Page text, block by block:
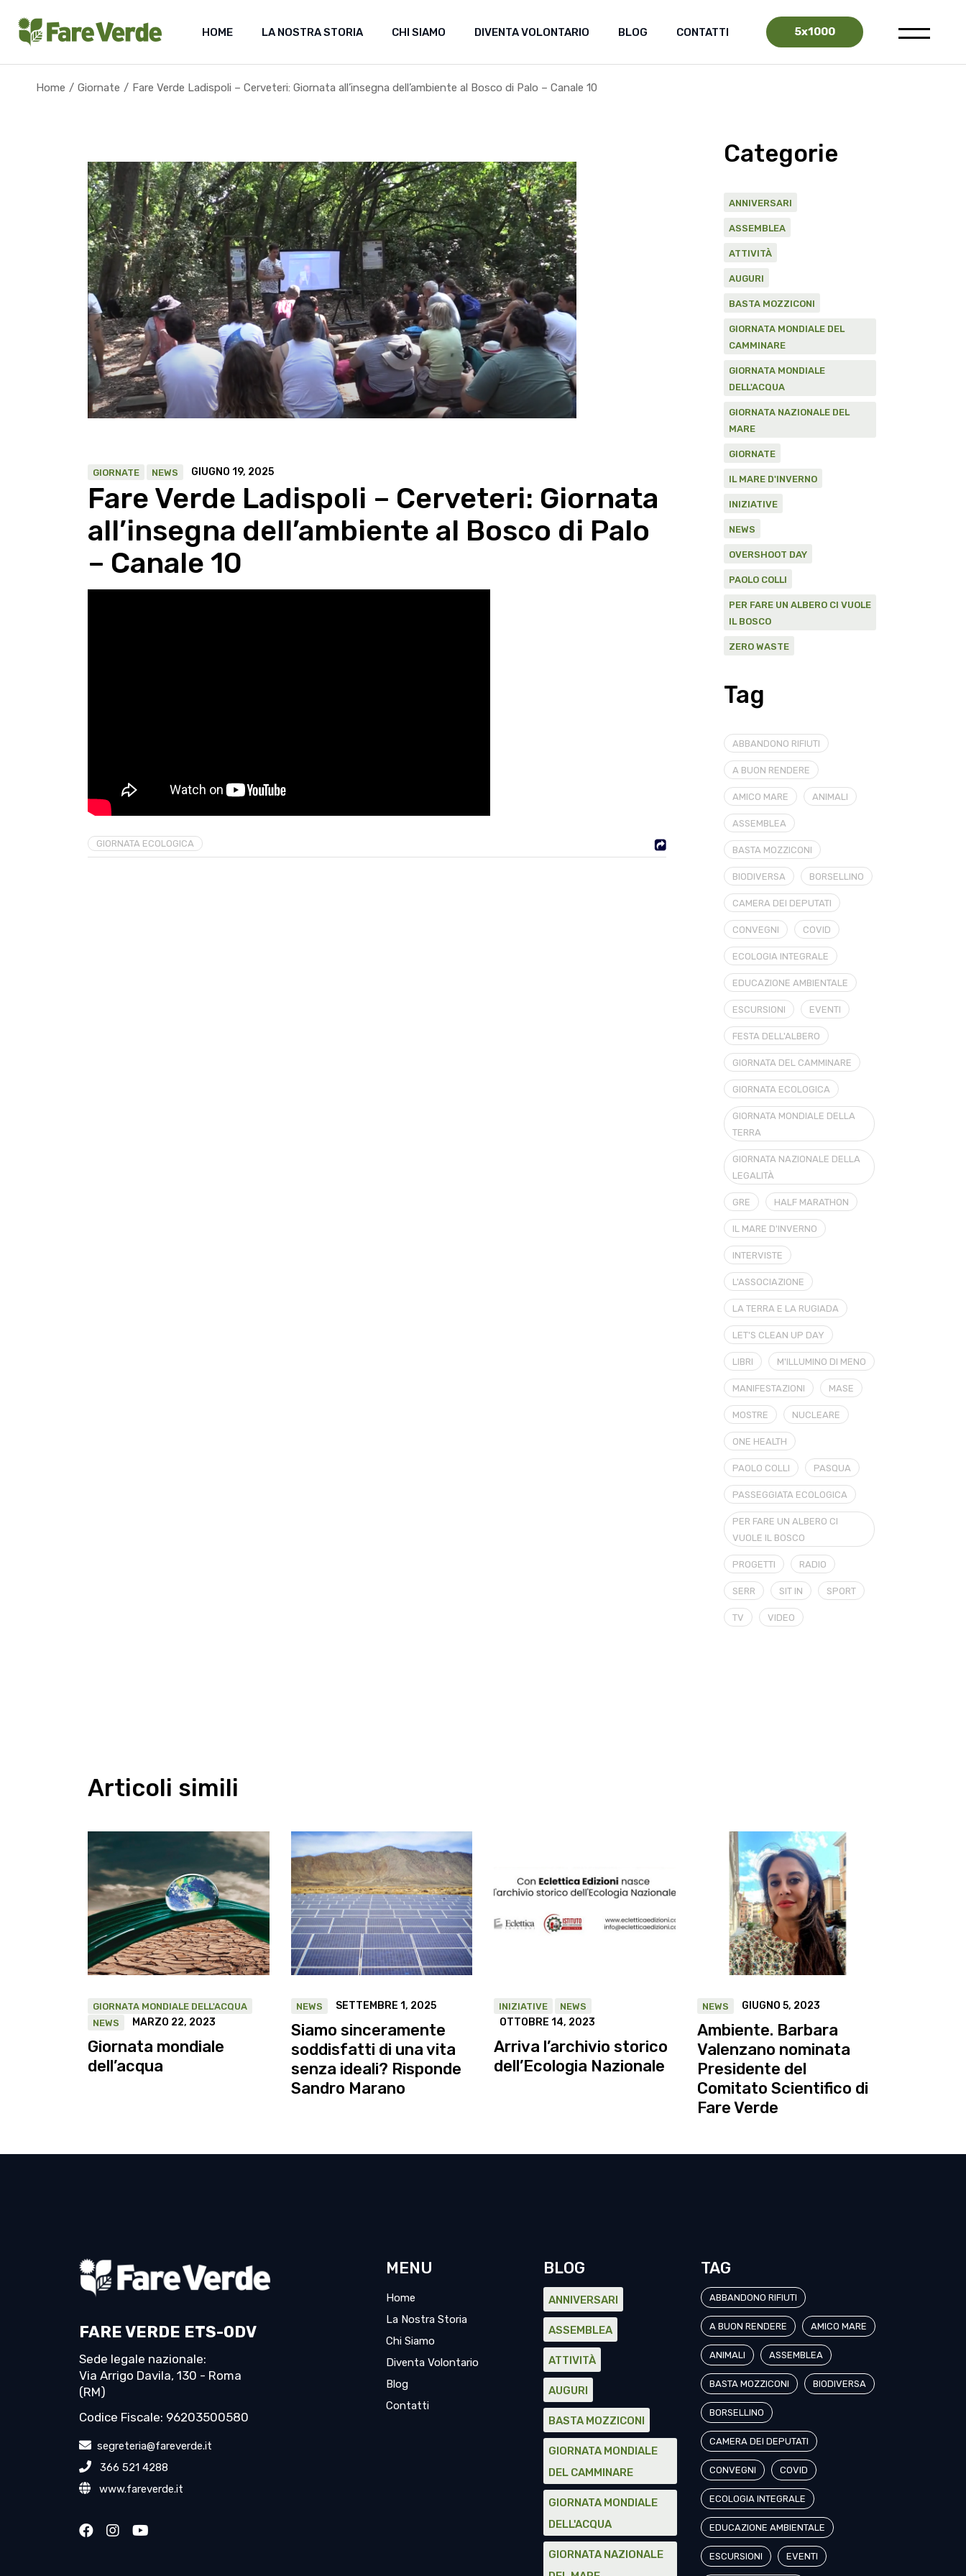
the
content
HOME LA NOSTRA STORIA CHI SIAMO DIVENTA VOLONTARIO BLOG CONTATTI 5x1000
Home Giornate Fare Verde Ladispoli – Cerveteri: Giornata all’insegna dell’ambiente al Bosco di Palo – Canale 10
GIORNATE NEWS GIUGNO 19, 2025
Fare Verde Ladispoli – Cerveteri: Giornata
all’insegna dell’ambiente al Bosco di Palo
– Canale 10
GIORNATA ECOLOGICA
Categorie
ANNIVERSARI
ASSEMBLEA
ATTIVITÀ
AUGURI
BASTA MOZZICONI
GIORNATA MONDIALE DEL
CAMMINARE
GIORNATA MONDIALE
DELL'ACQUA
GIORNATA NAZIONALE DEL
MARE
GIORNATE
IL MARE D'INVERNO
INIZIATIVE
NEWS
OVERSHOOT DAY
PAOLO COLLI
PER FARE UN ALBERO CI VUOLE
IL BOSCO
ZERO WASTE
Tag
ABBANDONO RIFIUTI
A BUON RENDERE
AMICO MARE ANIMALI
ASSEMBLEA
BASTA MOZZICONI
BIODIVERSA BORSELLINO
CAMERA DEI DEPUTATI
CONVEGNI COVID
ECOLOGIA INTEGRALE
EDUCAZIONE AMBIENTALE
ESCURSIONI EVENTI
FESTA DELL'ALBERO
GIORNATA DEL CAMMINARE
GIORNATA ECOLOGICA
GIORNATA MONDIALE DELLA
TERRA
GIORNATA NAZIONALE DELLA
LEGALITÀ
GRE HALF MARATHON
IL MARE D'INVERNO
INTERVISTE
L'ASSOCIAZIONE
LA TERRA E LA RUGIADA
LET'S CLEAN UP DAY
LIBRI M'ILLUMINO DI MENO
MANIFESTAZIONI MASE
MOSTRE NUCLEARE
ONE HEALTH
PAOLO COLLI PASQUA
PASSEGGIATA ECOLOGICA
PER FARE UN ALBERO CI
VUOLE IL BOSCO
PROGETTI RADIO
SERR SIT IN SPORT
TV VIDEO
Articoli simili
GIORNATA MONDIALE DELL'ACQUA
NEWS
MARZO 22, 2023
Giornata mondiale
dell’acqua
NEWS SETTEMBRE 1, 2025
Siamo sinceramente
soddisfatti di una vita
senza ideali? Risponde
Sandro Marano
INIZIATIVE NEWS
OTTOBRE 14, 2023
Arriva l’archivio storico
dell’Ecologia Nazionale
NEWS GIUGNO 5, 2023
Ambiente. Barbara
Valenzano nominata
Presidente del
Comitato Scientifico di
Fare Verde
FARE VERDE ETS-ODV
Sede legale nazionale:
Via Arrigo Davila, 130 - Roma
(RM)
Codice Fiscale: 96203500580
segreteria@fareverde.it
366 521 4288
www.fareverde.it
MENU
Home
La Nostra Storia
Chi Siamo
Diventa Volontario
Blog
Contatti
BLOG
ANNIVERSARI
ASSEMBLEA
ATTIVITÀ
AUGURI
BASTA MOZZICONI
GIORNATA MONDIALE
DEL CAMMINARE
GIORNATA MONDIALE
DELL'ACQUA
GIORNATA NAZIONALE
TAG
ABBANDONO RIFIUTI
A BUON RENDERE AMICO MARE
ANIMALI ASSEMBLEA
BASTA MOZZICONI BIODIVERSA
BORSELLINO
CAMERA DEI DEPUTATI
CONVEGNI COVID
ECOLOGIA INTEGRALE
EDUCAZIONE AMBIENTALE
ESCURSIONI EVENTI